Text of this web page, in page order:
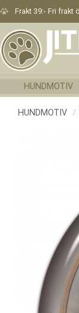
Frakt 39:- Fri frakt
HUNDMOTIV
HUNDMOTIV